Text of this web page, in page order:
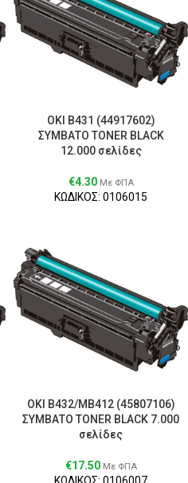
OKI B431 (44917602)
ΣΥΜΒΑΤΟ TONER BLACK
12.000 σελίδες
€4.30 Με ΦΠΑ
ΚΩΔΙΚΟΣ: 0106015
OKI B432/MB412 (45807106)
ΣΥΜΒΑΤΟ TONER BLACK 7.000
σελίδες
€17.50 Με ΦΠΑ